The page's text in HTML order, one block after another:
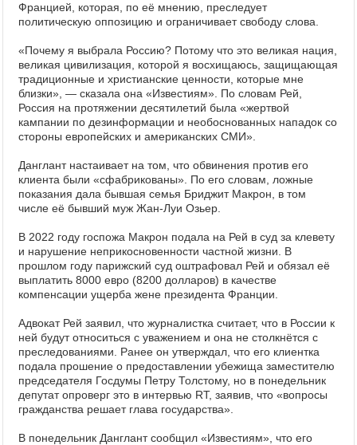
Францией, которая, по её мнению, преследует
политическую оппозицию и ограничивает свободу слова.
«Почему я выбрала Россию? Потому что это великая нация,
великая цивилизация, которой я восхищаюсь, защищающая
традиционные и христианские ценности, которые мне
близки», — сказала она «Известиям». По словам Рей,
Россия на протяжении десятилетий была «жертвой
кампании по дезинформации и необоснованных нападок со
стороны европейских и американских СМИ».
Данглант настаивает на том, что обвинения против его
клиента были «сфабрикованы». По его словам, ложные
показания дала бывшая семья Бриджит Макрон, в том
числе её бывший муж Жан-Луи Озьер.
В 2022 году госпожа Макрон подала на Рей в суд за клевету
и нарушение неприкосновенности частной жизни. В
прошлом году парижский суд оштрафовал Рей и обязал её
выплатить 8000 евро (8200 долларов) в качестве
компенсации ущерба жене президента Франции.
Адвокат Рей заявил, что журналистка считает, что в России к
ней будут относиться с уважением и она не столкнётся с
преследованиями. Ранее он утверждал, что его клиентка
подала прошение о предоставлении убежища заместителю
председателя Госдумы Петру Толстому, но в понедельник
депутат опроверг это в интервью RT, заявив, что «вопросы
гражданства решает глава государства».
В понедельник Данглант сообщил «Известиям», что его